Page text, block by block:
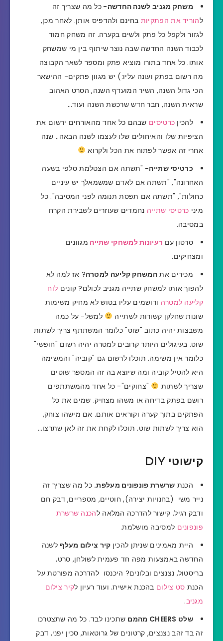
משחק מגניב לשנה החדשה- כל מה שצריך זה
להוריד את הפתקיות בחינם ולהדפיס אותן. לאחר מכן,
לגזור ולקפל כל פתק ולשים בקערה. זה משחק חמוד
לכבוד השנה החדשה שבה נוצר שיתוף בין מי שמשחק
אותו. כל אחד בתורו מוציא פתק ומספר לשאר הקבוצה
מה רשום בפתק ועונה עליו:) יש מגוון פתקים- ההישאר
הכי גדול השנה, השיר המועדף השנה, הסרט האהוב
שראית השנה, חבר חדש שרכשת השנה ועוד…
להכין כרטיסים שבהם כל אחד מהאורחים ירשום את
הציפיות שלו והאיחולים שלו לעצמו לשנה הבאה.. שנה
אחרי זה אפשר לפתוח את הכל ולקרוא
כרטיסי שתייה- "תשתה אם הצטלמת סלפי בשעה
האחרונה", "תשתה אם לאדם שמשמאלך יש עיניים
כחולות", "תשתה אם תפסת תנומה לפני המסיבה". כל
מיני כרטיסי שתייה נחמדים שעוזרים לשבירת הקרח
במסיבה.
סרטון עם רעיונות למשחקי שתייה מגוונים
ומצחיקים.
מכירים את המשחק קליעה למטרה? אז למה לא
להפוך אותו למשחק שתייה מגניב לכולם? קונים לוח
קליעה למטרה ורושמים עליו בטוש לא מחיק משימות
שונות שחלקן קשורות לשתייה
למשל- על כמה
משבצות יהיה כתוב "שוט" כלומר המשתתף צריך לשתות
שוט. בעיגולים היותר קרובים למטרה יהיה רשום "חופשי"
כלומר אין משימה. תוכלו לרשום גם "קוביה" והמשימה
היא להטיל קוביה ומה שיוצא בה זה המספר שוטים
שצריך לשתות
"צחוקים"- כל אחד מהמשתתפים
רושם בפתק בדיחה או משהו מצחיק. שמים את כל
הפתקים בתוך קערה וקוראים אותם. אם מישהו צוחק,
הוא צריך לשתות שוט. תוכלו לקחת את זה לאן שתרצו…
קישוטי DIY
הכנת שרשרת פונפונים מעלפת. כל מה שצריך זה
נייר משי (בחנויות יצירה), חוטיים, מספריים, דבק חם
ודבק רגיל. קישור להדרכה המלאה להכנה שרשרת
פונפונים למסיבה מושלמת.
היית מאמינים שניתן להכין קיר צילום מעלף לשנה
החדשה באמצעות מפה חד פעמית לשולחן, סרט,
בריסטול, נצנצים ובלונים? היכנסו להדרכה מפורטת על
הכנת סט צילום בהכנת אישית. ועוד רעיון לקיר צילום
מגניב.
שלט CHEERS מהמם
שתכינו לבד. כל מה שתצטרכו
זה בד זהב נצנצים, קרטונים של גרוטאות, סכין יפני, דבק